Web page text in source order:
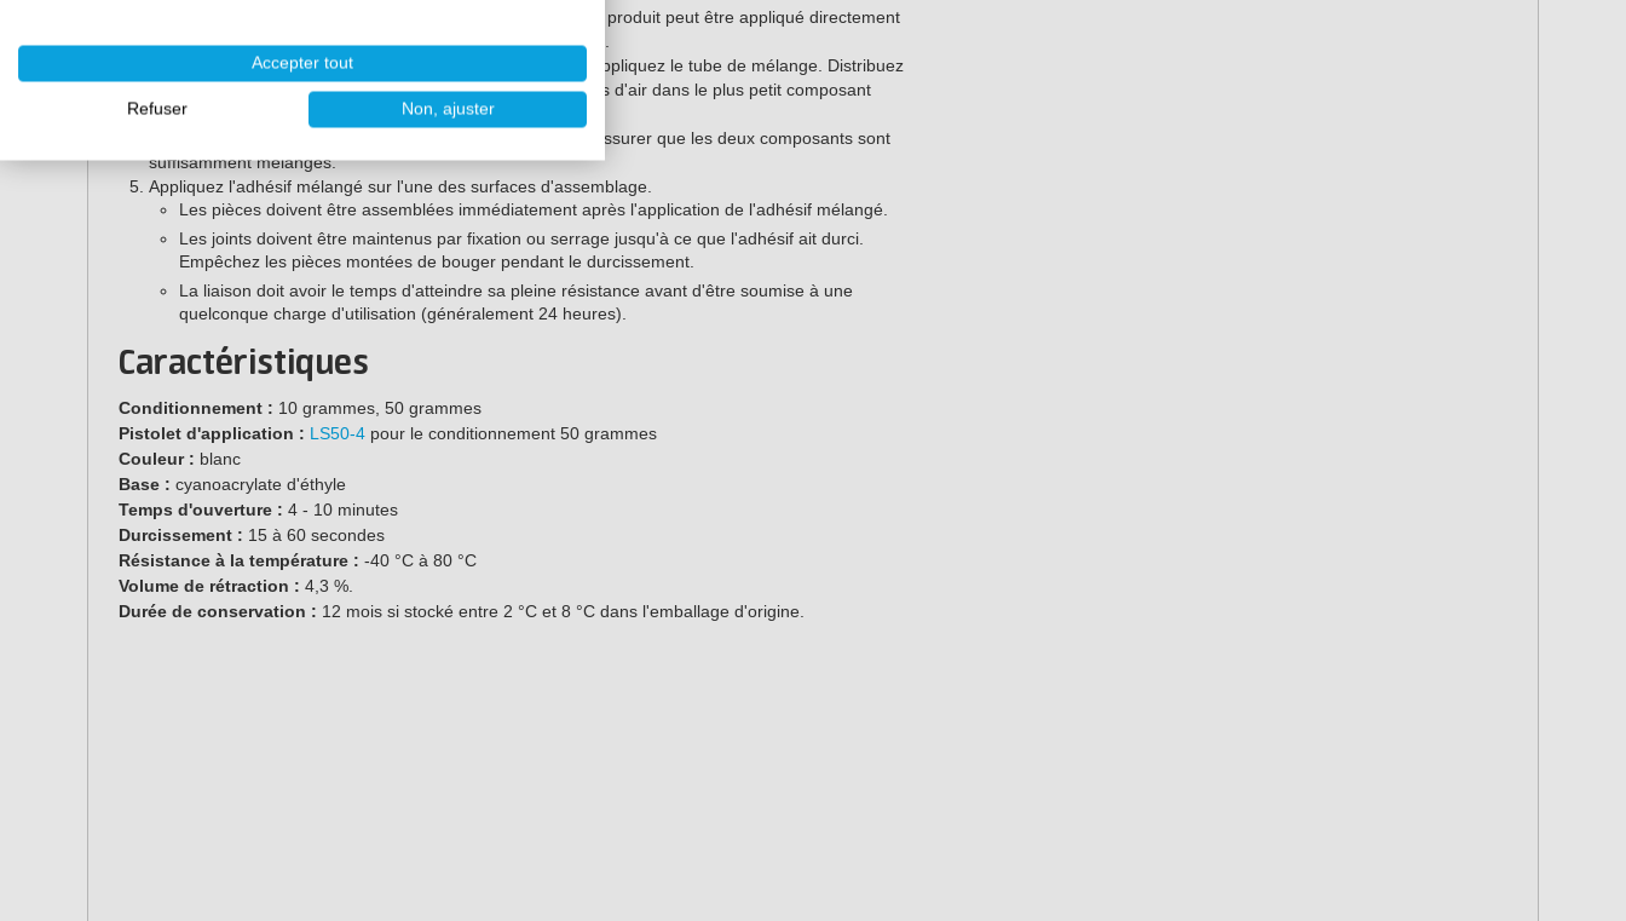
Pour utiliser l'adhésif, mélangez la partie A et la partie B. Le produit peut être appliqué directement
à partir de la seringue en utilisant le tube de mélange fourni.
Tenez l'adhésif en position verticale, retirez le bouchon et appliquez le tube de mélange. Distribuez
une petite quantité d'adhésif jusqu'à ce que toutes les bulles d'air dans le plus petit composant
soient éliminées.
Faites une dose test sur un morceau de papier pour vous assurer que les deux composants sont
suffisamment mélangés.
Appliquez l'adhésif mélangé sur l'une des surfaces d'assemblage.
Les pièces doivent être assemblées immédiatement après l'application de l'adhésif mélangé.
Les joints doivent être maintenus par fixation ou serrage jusqu'à ce que l'adhésif ait durci.
Empêchez les pièces montées de bouger pendant le durcissement.
La liaison doit avoir le temps d'atteindre sa pleine résistance avant d'être soumise à une
quelconque charge d'utilisation (généralement 24 heures).
Caractéristiques
Conditionnement : 10 grammes, 50 grammes
Pistolet d'application : LS50-4 pour le conditionnement 50 grammes
Couleur : blanc
Base : cyanoacrylate d'éthyle
Temps d'ouverture : 4 - 10 minutes
Durcissement : 15 à 60 secondes
Résistance à la température : -40 °C à 80 °C
Volume de rétraction : 4,3 %.
Durée de conservation : 12 mois si stocké entre 2 °C et 8 °C dans l'emballage d'origine.
Accepter tout
Refuser Non, ajuster